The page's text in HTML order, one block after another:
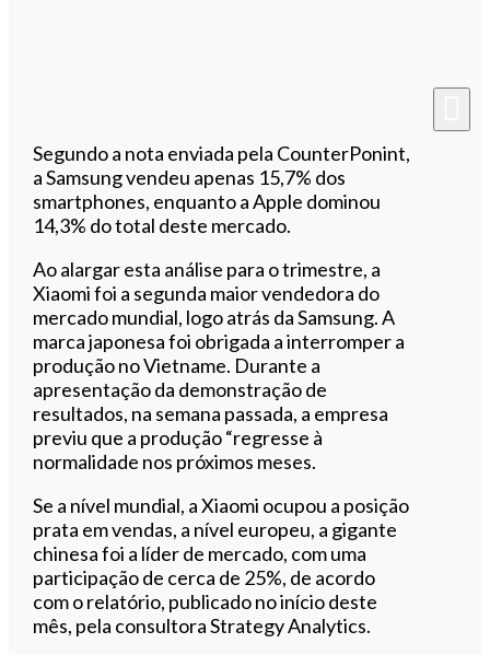
Segundo a nota enviada pela CounterPonint,
a Samsung vendeu apenas 15,7% dos
smartphones, enquanto a Apple dominou
14,3% do total deste mercado.
Ao alargar esta análise para o trimestre, a
Xiaomi foi a segunda maior vendedora do
mercado mundial, logo atrás da Samsung. A
marca japonesa foi obrigada a interromper a
produção no Vietname. Durante a
apresentação da demonstração de
resultados, na semana passada, a empresa
previu que a produção “regresse à
normalidade nos próximos meses.
Se a nível mundial, a Xiaomi ocupou a posição
prata em vendas, a nível europeu, a gigante
chinesa foi a líder de mercado, com uma
participação de cerca de 25%, de acordo
com o relatório, publicado no início deste
mês, pela consultora Strategy Analytics.